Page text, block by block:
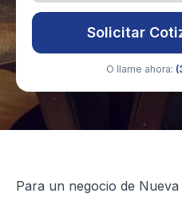
Solicitar
O llame ahora:
Para un negocio de